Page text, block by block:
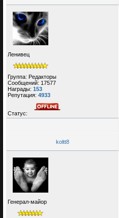
Ленивец
Группа: Редакторы
Сообщений: 17577
Награды: 153
Репутация: 4933
Статус:
koltt8
Генерал-майор